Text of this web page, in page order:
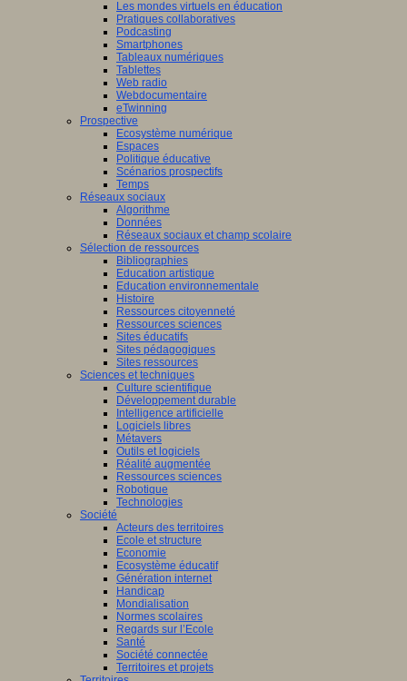
Les mondes virtuels en éducation
Pratiques collaboratives
Podcasting
Smartphones
Tableaux numériques
Tablettes
Web radio
Webdocumentaire
eTwinning
Prospective
Ecosystème numérique
Espaces
Politique éducative
Scénarios prospectifs
Temps
Réseaux sociaux
Algorithme
Données
Réseaux sociaux et champ scolaire
Sélection de ressources
Bibliographies
Education artistique
Education environnementale
Histoire
Ressources citoyenneté
Ressources sciences
Sites éducatifs
Sites pédagogiques
Sites ressources
Sciences et techniques
Culture scientifique
Développement durable
Intelligence artificielle
Logiciels libres
Métavers
Outils et logiciels
Réalité augmentée
Ressources sciences
Robotique
Technologies
Société
Acteurs des territoires
Ecole et structure
Economie
Ecosystème éducatif
Génération internet
Handicap
Mondialisation
Normes scolaires
Regards sur l’Ecole
Santé
Société connectée
Territoires et projets